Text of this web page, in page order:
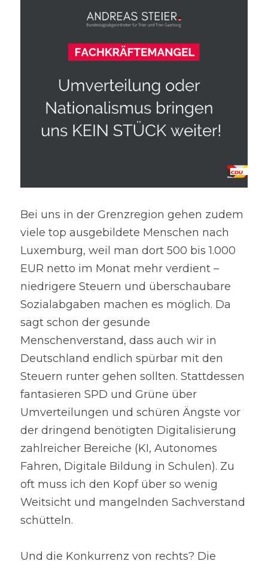
Bei uns in der Grenzregion gehen zudem
viele top ausgebildete Menschen nach
Luxemburg, weil man dort 500 bis 1.000
EUR netto im Monat mehr verdient –
niedrigere Steuern und überschaubare
Sozialabgaben machen es möglich. Da
sagt schon der gesunde
Menschenverstand, dass auch wir in
Deutschland endlich spürbar mit den
Steuern runter gehen sollten. Stattdessen
fantasieren SPD und Grüne über
Umverteilungen und schüren Ängste vor
der dringend benötigten Digitalisierung
zahlreicher Bereiche (KI, Autonomes
Fahren, Digitale Bildung in Schulen). Zu
oft muss ich den Kopf über so wenig
Weitsicht und mangelnden Sachverstand
schütteln.
Und die Konkurrenz von rechts? Die